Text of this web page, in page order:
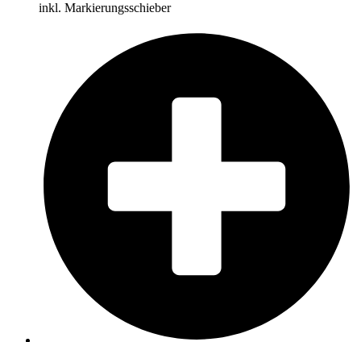
inkl. Markierungsschieber